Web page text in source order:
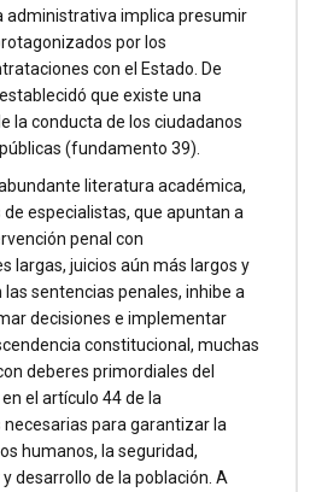
administrativa implica presumir
por los
con el Estado. De
que existe una
la conducta de los ciudadanos
(fundamento 39).
literatura académica,
especialistas, que apuntan a
penal con
largas, juicios aún más largos y
sentencias penales, inhibe a
decisiones e implementar
constitucional, muchas
deberes primordiales del
el artículo 44 de la
para garantizar la
humanos, la seguridad,
desarrollo de la población. A